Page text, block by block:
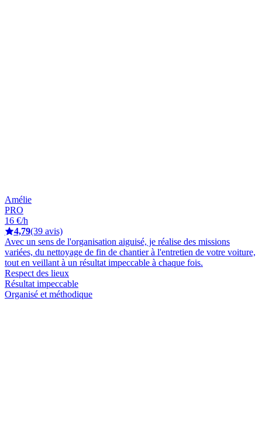
Amélie
PRO
16 €/h
4,79(39 avis)
Avec un sens de l'organisation aiguisé, je réalise des missions
variées, du nettoyage de fin de chantier à l'entretien de votre voiture,
tout en veillant à un résultat impeccable à chaque fois.
Respect des lieux
Résultat impeccable
Organisé et méthodique